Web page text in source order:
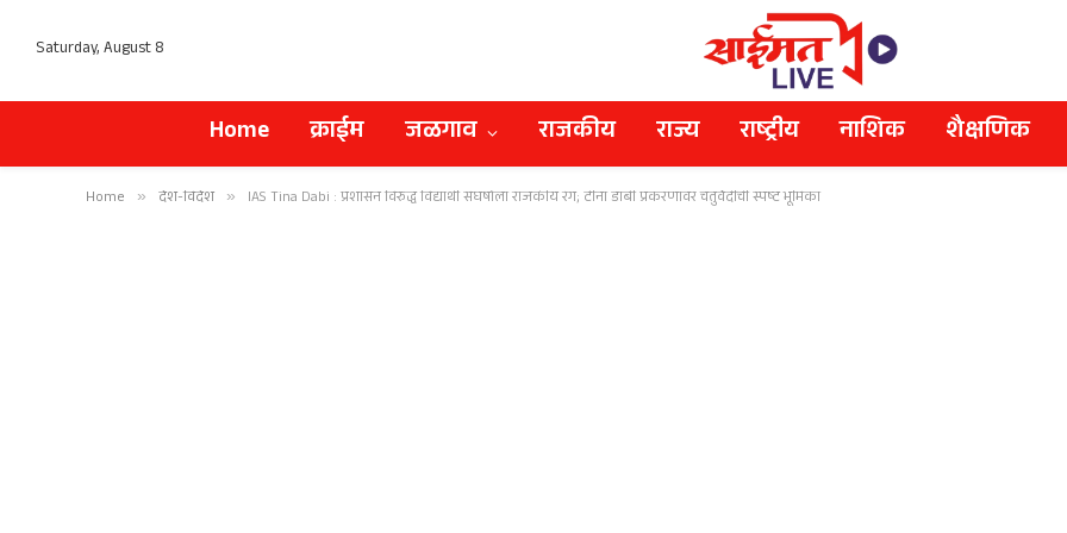
Saturday, August 8
Home क्राईम जळगाव राजकीय राज्य राष्ट्रीय नाशिक शैक्षणिक
Home » देश-विदेश » IAS Tina Dabi : प्रशासन विरुद्ध विद्यार्थी संघर्षाला राजकीय रंग; टीना डाबी प्रकरणावर चतुर्वेदींची स्पष्ट भूमिका